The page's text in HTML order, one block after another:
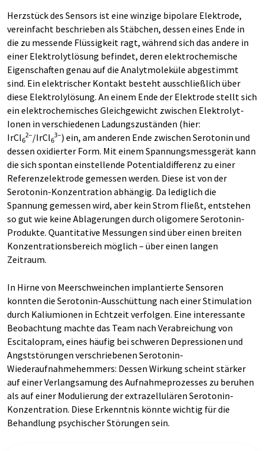
Herzstück des Sensors ist eine winzige bipolare Elektrode,
vereinfacht beschrieben als Stäbchen, dessen eines Ende in
die zu messende Flüssigkeit ragt, während sich das andere in
einer Elektrolytlösung befindet, deren elektrochemische
Eigenschaften genau auf die Analytmoleküle abgestimmt
sind. Ein elektrischer Kontakt besteht ausschließlich über
diese Elektrolylösung. An einem Ende der Elektrode stellt sich
ein elektrochemisches Gleichgewicht zwischen Elektrolyt-
Ionen in verschiedenen Ladungszuständen (hier:
IrCl6
2−/IrCl6
3−) ein, am anderen Ende zwischen Serotonin und
dessen oxidierter Form. Mit einem Spannungsmessgerät kann
die sich spontan einstellende Potentialdifferenz zu einer
Referenzelektrode gemessen werden. Diese ist von der
Serotonin-Konzentration abhängig. Da lediglich die
Spannung gemessen wird, aber kein Strom fließt, entstehen
so gut wie keine Ablagerungen durch oligomere Serotonin-
Produkte. Quantitative Messungen sind über einen breiten
Konzentrationsbereich möglich – über einen langen
Zeitraum.
In Hirne von Meerschweinchen implantierte Sensoren
konnten die Serotonin-Ausschüttung nach einer Stimulation
durch Kaliumionen in Echtzeit verfolgen. Eine interessante
Beobachtung machte das Team nach Verabreichung von
Escitalopram, eines häufig bei schweren Depressionen und
Angststörungen verschriebenen Serotonin-
Wiederaufnahmehemmers: Dessen Wirkung scheint stärker
auf einer Verlangsamung des Aufnahmeprozesses zu beruhen
als auf einer Modulierung der extrazellulären Serotonin-
Konzentration. Diese Erkenntnis könnte wichtig für die
Behandlung psychischer Störungen sein.